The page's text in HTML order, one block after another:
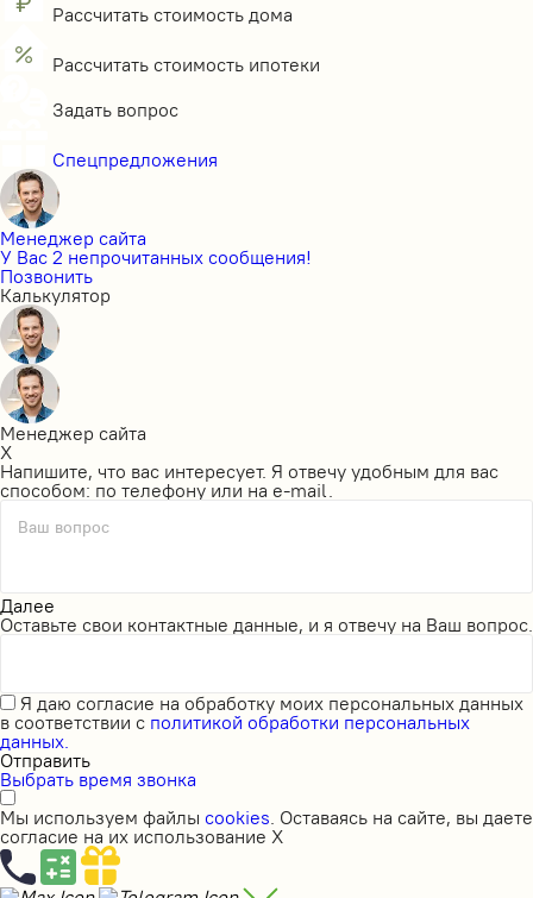
Рассчитать стоимость дома
Рассчитать стоимость ипотеки
Задать вопрос
Спецпредложения
Менеджер сайта
У Вас 2 непрочитанных сообщения!
Позвонить
Калькулятор
Менеджер сайта
X
Напишите, что вас интересует. Я отвечу удобным для вас
способом: по телефону или на e-mail.
Ваш вопрос
Далее
Оставьте свои контактные данные, и я отвечу на Ваш вопрос.
Я даю согласие на обработку моих персональных данных
в соответствии с политикой обработки персональных
данных.
Отправить
Выбрать время звонка
Мы используем файлы cookies . Оставаясь на сайте, вы даете
согласие на их использование X